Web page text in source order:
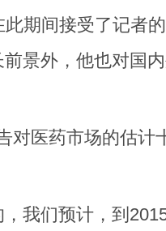
此期间接受了记者
景外，他也对国
医药市场的估计
们预计，到